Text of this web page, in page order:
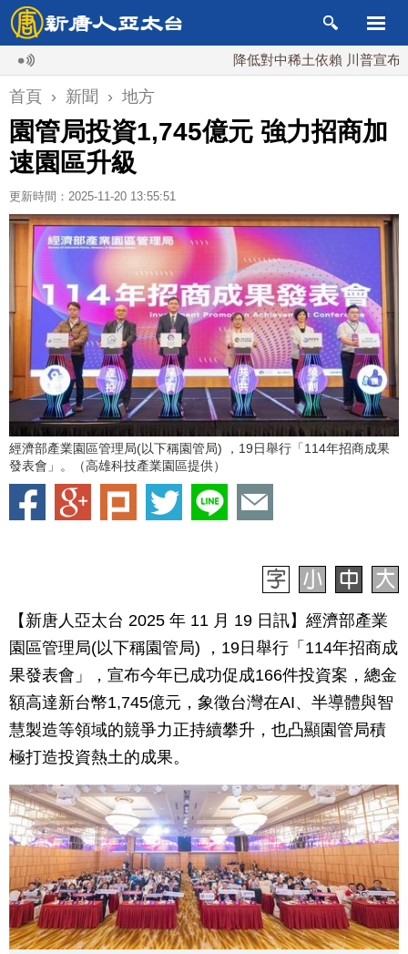
降低對中稀土依賴 川普宣布礦業投
首頁 › 新聞 › 地方
園管局投資1,745億元 強力招商加
速園區升級
更新時間：2025-11-20 13:55:51
經濟部產業園區管理局(以下稱園管局) ，19日舉行「114年招商成果
發表會」。（高雄科技產業園區提供）
【新唐人亞太台 2025 年 11 月 19 日訊】經濟部產業
園區管理局(以下稱園管局) ，19日舉行「114年招商成
果發表會」，宣布今年已成功促成166件投資案，總金
額高達新台幣1,745億元，象徵台灣在AI、半導體與智
慧製造等領域的競爭力正持續攀升，也凸顯園管局積
極打造投資熱土的成果。